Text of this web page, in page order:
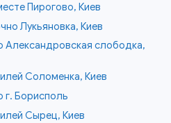
Пирогово, Киев
Лукьяновка, Киев
Александровская слободка,
Соломенка, Киев
г. Борисполь
Сырец, Киев